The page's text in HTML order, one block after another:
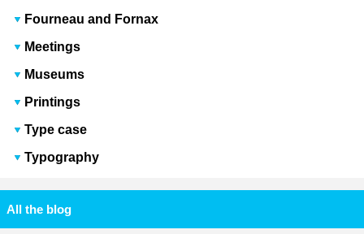
Fourneau and Fornax
Meetings
Museums
Printings
Type case
Typography
All the blog